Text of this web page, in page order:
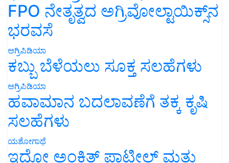
FPO ನೇತೃತ್ವದ ಅಗ್ರಿವೋಲ್ಟಾಯಿಕ್ಸ್‌ನ
ಭರವಸೆ
ಅಗ್ರಿಪಿಡಿಯಾ
ಕಬ್ಬು ಬೆಳೆಯಲು ಸೂಕ್ತ ಸಲಹೆಗಳು
ಅಗ್ರಿಪಿಡಿಯಾ
ಹವಾಮಾನ ಬದಲಾವಣೆಗೆ ತಕ್ಕ ಕೃಷಿ
ಸಲಹೆಗಳು
ಯಶೋಗಾಥೆ
ಇದೋ ಅಂಕಿತ್ ಪಾಟೀಲ್ ಮತ್ತು